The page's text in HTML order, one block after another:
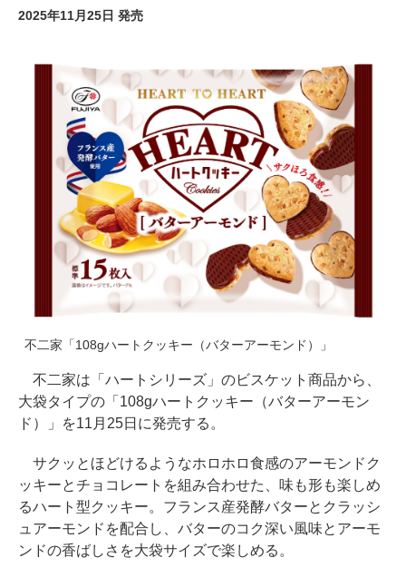
2025年11月25日 発売
不二家「108gハートクッキー（バターアーモンド）」
不二家は「ハートシリーズ」のビスケット商品から、
大袋タイプの「108gハートクッキー（バターアーモン
ド）」を11月25日に発売する。
サクッとほどけるようなホロホロ食感のアーモンドク
ッキーとチョコレートを組み合わせた、味も形も楽しめ
るハート型クッキー。フランス産発酵バターとクラッシ
ュアーモンドを配合し、バターのコク深い風味とアーモ
ンドの香ばしさを大袋サイズで楽しめる。